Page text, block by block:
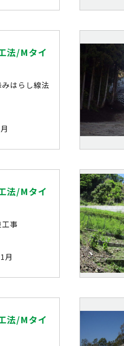
法/Mタイ
はらし線法
法/Mタイ
事
月
法/Mタイ